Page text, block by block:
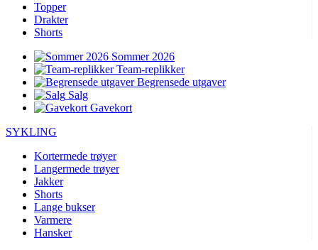
Topper
Drakter
Shorts
Sommer 2026
Team-replikker
Begrensede utgaver
Salg
Gavekort
SYKLING
Kortermede trøyer
Langermede trøyer
Jakker
Shorts
Lange bukser
Varmere
Hansker